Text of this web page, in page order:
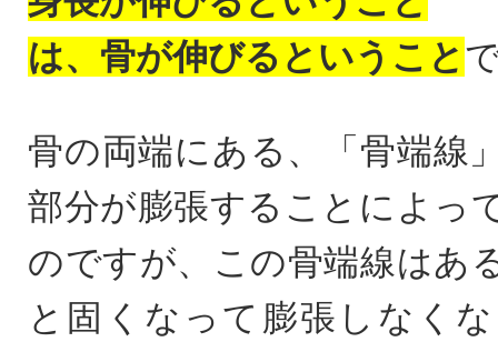
は、骨が伸びるということ
骨の両端にある、「骨端線
部分が膨張することによっ
のですが、この骨端線はあ
と固くなって膨張しなく